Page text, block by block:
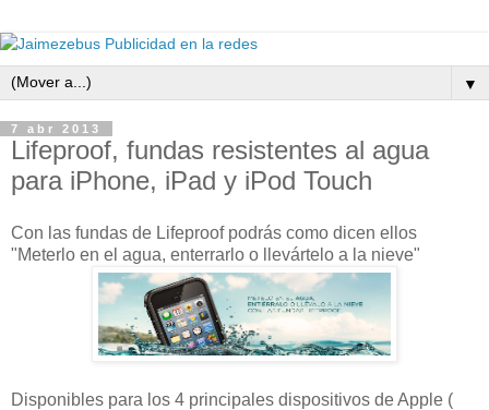
▼
7 abr 2013
Lifeproof, fundas resistentes al agua
para iPhone, iPad y iPod Touch
Con las fundas de Lifeproof podrás como dicen ellos
"Meterlo en el agua, enterrarlo o llevártelo a la nieve"
Disponibles para los 4 principales dispositivos de Apple (